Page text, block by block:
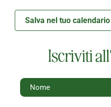
Salva nel tuo calendario
Iscriviti all'